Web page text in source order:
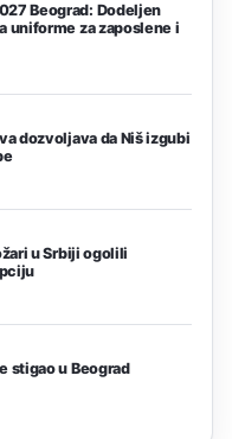
Beograd: Dodeljen
uniforme za zaposlene i
dozvoljava da Niš izgubi
u Srbiji ogolili
stigao u Beograd